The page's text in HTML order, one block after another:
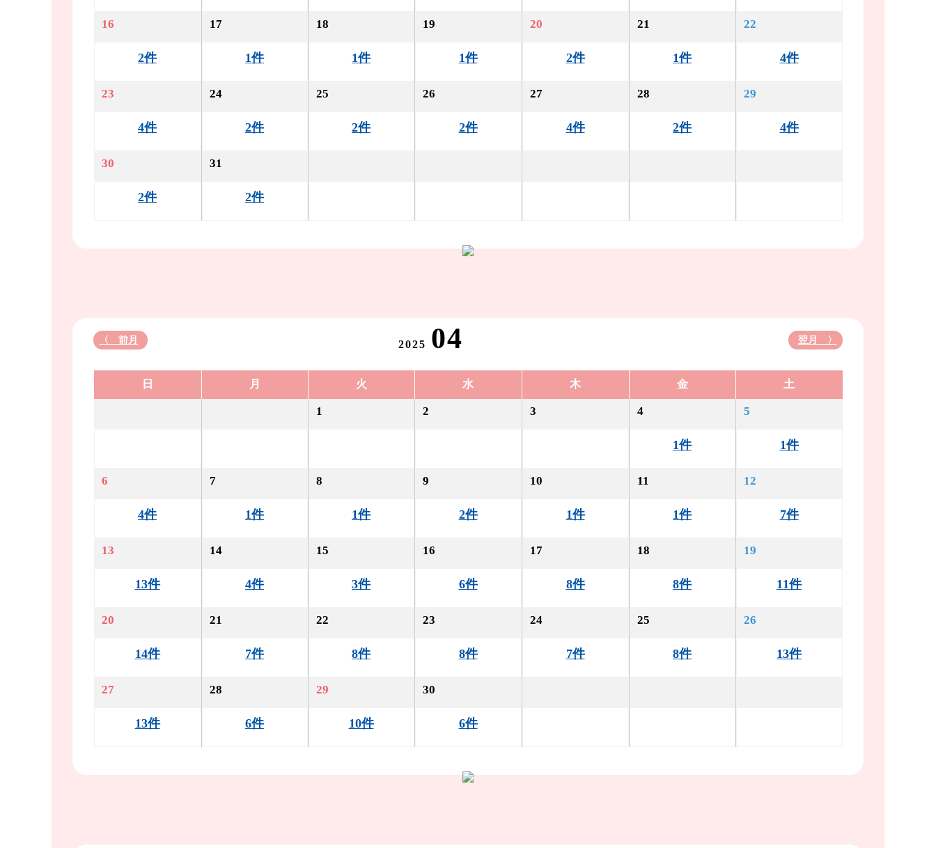
16
2件
17
1件
18
1件
19
1件
20
2件
21
1件
22
4件
23
4件
24
2件
25
2件
26
2件
27
4件
28
2件
29
4件
30
2件
31
2件
2025 04
〈 前月 翌月 〉
日 月 火 水 木 金 土
1 2 3 4
1件
5
1件
6
4件
7
1件
8
1件
9
2件
10
1件
11
1件
12
7件
13
13件
14
4件
15
3件
16
6件
17
8件
18
8件
19
11件
20
14件
21
7件
22
8件
23
8件
24
7件
25
8件
26
13件
27
13件
28
6件
29
10件
30
6件